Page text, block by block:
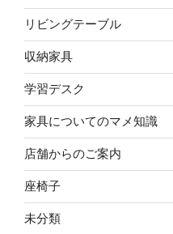
リビングテーブル
収納家具
学習デスク
家具についてのマメ知識
店舗からのご案内
座椅子
未分類